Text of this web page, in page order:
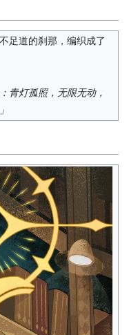
足道的刹那，编织成了
青灯孤照，无限无动，